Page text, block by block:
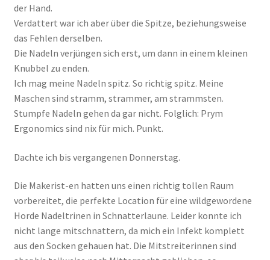
der Hand.
Verdattert war ich aber über die Spitze, beziehungsweise
das Fehlen derselben.
Die Nadeln verjüngen sich erst, um dann in einem kleinen
Knubbel zu enden.
Ich mag meine Nadeln spitz. So richtig spitz. Meine
Maschen sind stramm, strammer, am strammsten.
Stumpfe Nadeln gehen da gar nicht. Folglich: Prym
Ergonomics sind nix für mich. Punkt.
Dachte ich bis vergangenen Donnerstag.
Die Makerist-en hatten uns einen richtig tollen Raum
vorbereitet, die perfekte Location für eine wildgewordene
Horde Nadeltrinen in Schnatterlaune. Leider konnte ich
nicht lange mitschnattern, da mich ein Infekt komplett
aus den Socken gehauen hat. Die Mitstreiterinnen sind